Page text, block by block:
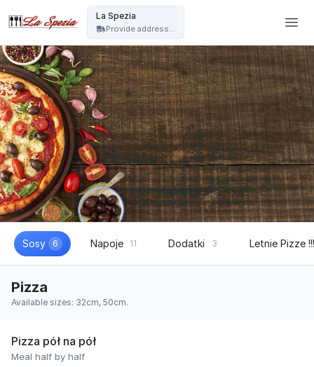
La Spezia
Provide address...
Sosy 6 Napoje 11 Dodatki 3 Letnie Pizze !!!
Pizza
Available sizes: 32cm, 50cm.
Pizza pół na pół
Meal half by half